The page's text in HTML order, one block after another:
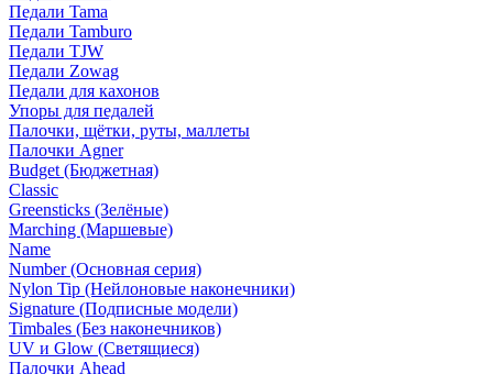
Педали Tama
Педали Tamburo
Педали TJW
Педали Zowag
Педали для кахонов
Упоры для педалей
Палочки, щётки, руты, маллеты
Палочки Agner
Budget (Бюджетная)
Classic
Greensticks (Зелёные)
Marching (Маршевые)
Name
Number (Основная серия)
Nylon Tip (Нейлоновые наконечники)
Signature (Подписные модели)
Timbales (Без наконечников)
UV и Glow (Светящиеся)
Палочки Ahead